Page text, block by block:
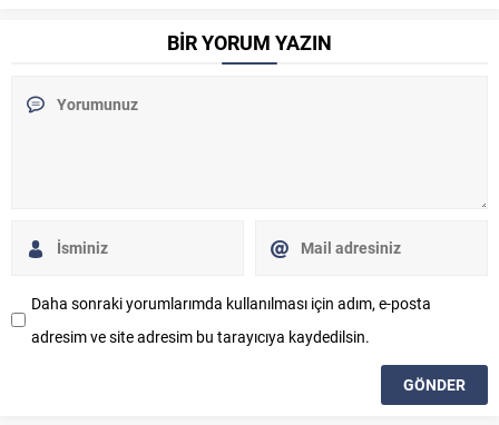
BİR YORUM YAZIN
Daha sonraki yorumlarımda kullanılması için adım, e-posta
adresim ve site adresim bu tarayıcıya kaydedilsin.